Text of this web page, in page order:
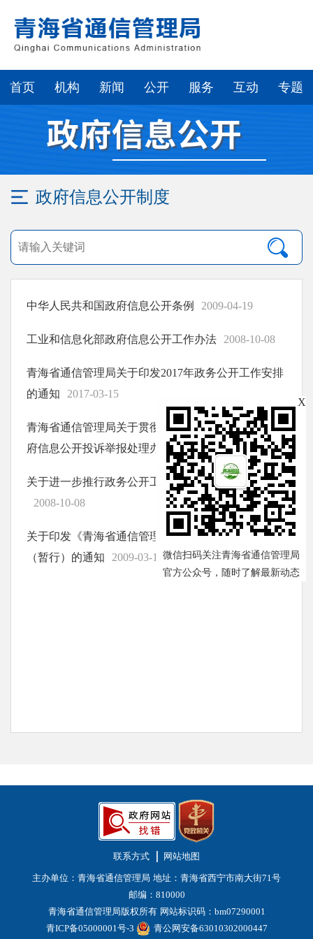
首页 机构 新闻 公开 服务 互动 专题
政府信息公开制度
中华人民共和国政府信息公开条例 2009-04-19
工业和信息化部政府信息公开工作办法 2008-10-08
青海省通信管理局关于印发2017年政务公开工作安排
的通知
2017-03-15
青海省通信管理局关于贯彻落实《工业和信息化部政
府信息公开投诉举报处理办法》的通知
2009-01-12
关于进一步推行政务公开工作实施意见的通知
2008-10-08
关于印发《青海省通信管理局政务公开实施办法》
（暂行）的通知
2009-03-19
X
微信扫码关注青海省通信管理局
官方公众号，随时了解最新动态
联系方式 网站地图
主办单位：青海省通信管理局 地址：青海省西宁市南大街71号
邮编：810000
青海省通信管理局版权所有 网站标识码：bm07290001
青ICP备05000001号-3
青公网安备63010302000447